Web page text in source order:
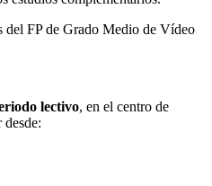
del FP de Grado Medio de Vídeo
lectivo, en el centro de
desde: